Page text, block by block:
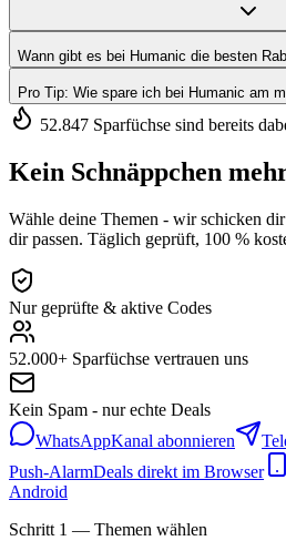
Wann gibt es bei Humanic die besten
Pro Tip: Wie spare ich bei Humanic am
52.847 Sparfüchse sind bereits
Kein Schnäppchen
Wähle deine Themen - wir schicken
dir passen. Täglich geprüft, 100 %
Nur geprüfte & aktive Codes
52.000+ Sparfüchse vertrauen uns
Kein Spam - nur echte Deals
WhatsAppKanal abonnieren
Push-AlarmDeals direkt im Browser
Android
Schritt 1 — Themen wählen